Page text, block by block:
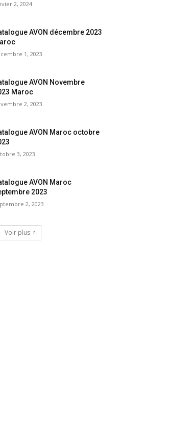
2, 2024
AVON décembre 2023
1, 2023
AVON Novembre
Maroc
2, 2023
AVON Maroc octobre
3, 2023
AVON Maroc
2023
2, 2023
Voir plus